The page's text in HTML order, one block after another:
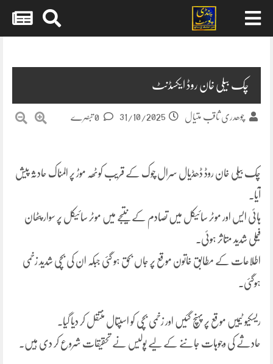
چک بیلی خان روڈ ایکسڈنٹ
چوھدری ثاقب متیال 31/10/2025
چک بیلی خان روڈ ڈھڈیال سرال چوک کے قریب کوٹھہ موڑ پر المناک حادثہ پیش
آیا۔
ہائی ایس اور موٹر سائیکل میں تصادم کے نتیجے میں موٹر سائیکل پر سوار پٹھان
فیملی شدید متاثر ہوئی۔
اطلاعات کے مطابق خاتون موقع پر جاں بحق ہو گئی جبکہ ان کی بچی شدید زخمی
ہوگئی۔
ریسکیو ٹیمیں موقع پر پہنچ گئیں اور زخمی بچی کو اسپتال منتقل کر دیا گیا۔
حادثے کی وجوہات جاننے کے لیے پولیس نے تحقیقات شروع کر دی ہیں۔